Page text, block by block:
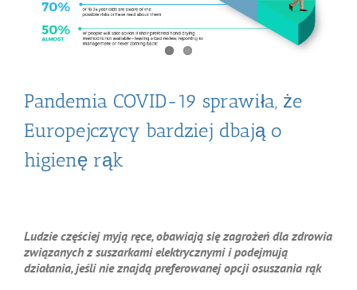
Pandemia COVID-19 sprawiła, że
Europejczycy bardziej dbają o
higienę rąk
Ludzie częściej myją ręce, obawiają się zagrożeń dla zdrowia
związanych z suszarkami elektrycznymi i podejmują
działania, jeśli nie znajdą preferowanej opcji osuszania rąk